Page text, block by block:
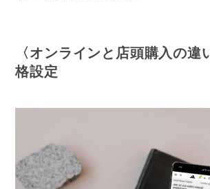
〈オンラインと店頭購入の違
格設定